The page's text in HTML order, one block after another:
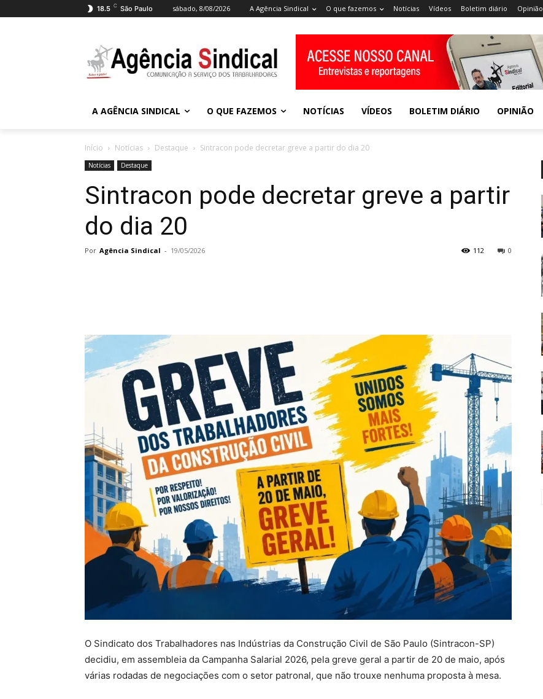
18.5 C São Paulo sábado, 8/08/2026 A Agência Sindical O que fazemos Notícias Vídeos Boletim diário Opinião
A AGÊNCIA SINDICAL O QUE FAZEMOS NOTÍCIAS VÍDEOS BOLETIM DIÁRIO OPINIÃO
Início Notícias Destaque Sintracon pode decretar greve a partir do dia 20
Notícias Destaque
Sintracon pode decretar greve a partir
do dia 20
Por Agência Sindical - 19/05/2026 0
112
O Sindicato dos Trabalhadores nas Indústrias da Construção Civil de São Paulo (Sintracon-SP)
decidiu, em assembleia da Campanha Salarial 2026, pela greve geral a partir de 20 de maio, após
várias rodadas de negociações com o setor patronal, que não trouxe nenhuma proposta à mesa.